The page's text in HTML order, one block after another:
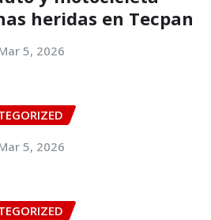
heridas en Tecpan
5, 2026
5, 2026